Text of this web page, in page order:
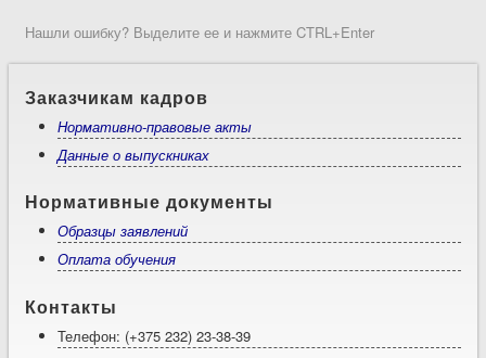
Нашли ошибку? Выделите ее и нажмите CTRL+Enter
Заказчикам кадров
Нормативно-правовые акты
Данные о выпускниках
Нормативные документы
Образцы заявлений
Оплата обучения
Контакты
Телефон: (+375 232) 23-38-39